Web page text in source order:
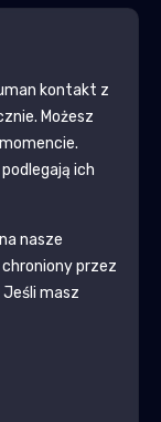
kontakt z
Możesz
ich
nasze
przez
Jeśli masz